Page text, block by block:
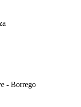
- Borrego